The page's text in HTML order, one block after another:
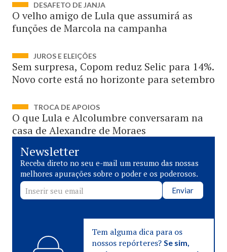
DESAFETO DE JANJA
O velho amigo de Lula que assumirá as
funções de Marcola na campanha
JUROS E ELEIÇÕES
Sem surpresa, Copom reduz Selic para 14%.
Novo corte está no horizonte para setembro
TROCA DE APOIOS
O que Lula e Alcolumbre conversaram na
casa de Alexandre de Moraes
Newsletter
Receba direto no seu e-mail um resumo das nossas
melhores apurações sobre o poder e os poderosos.
Enviar
Tem alguma dica para os
nossos repórteres? Se sim,